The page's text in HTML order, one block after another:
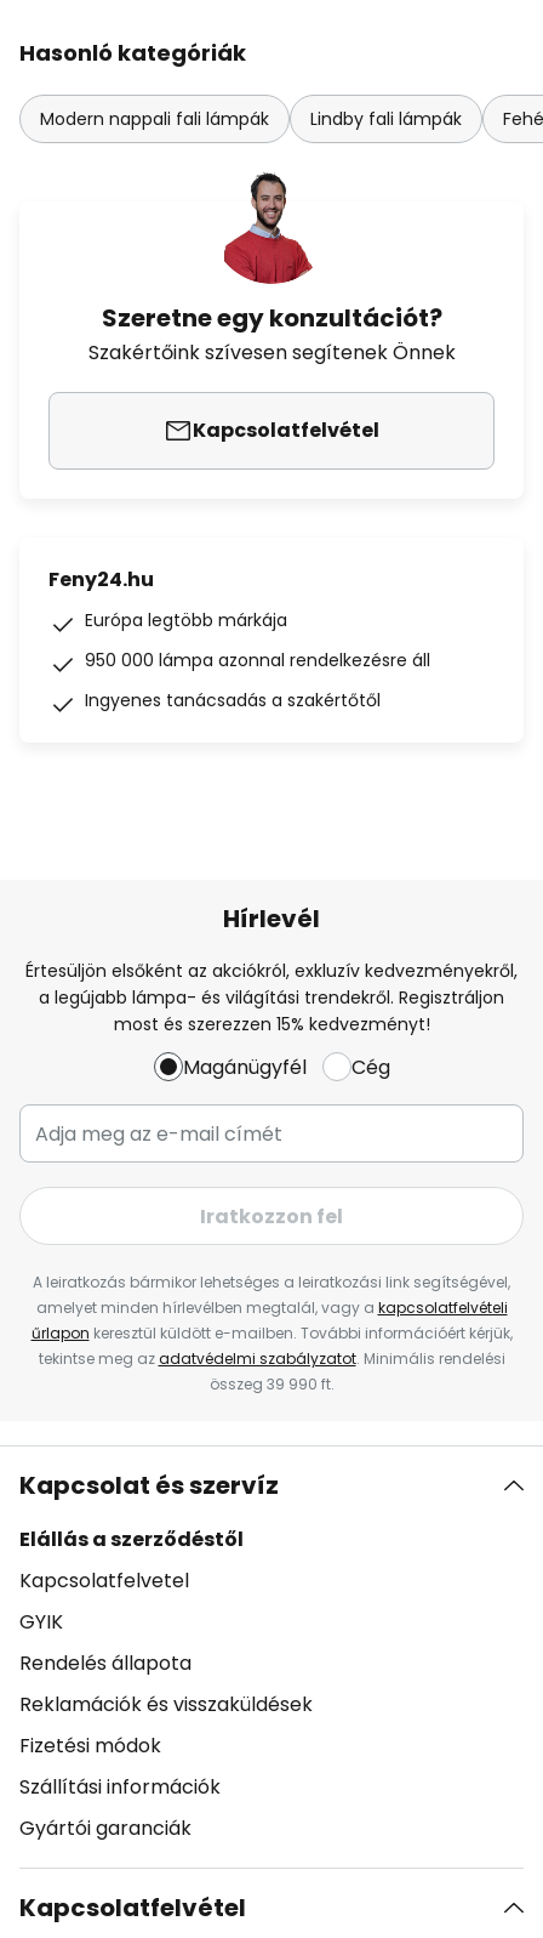
Hasonló kategóriák
Modern nappali fali lámpák Lindby fali lámpák
Szeretne egy konzultációt?
Szakértőink szívesen segítenek Önnek
Kapcsolatfelvétel
Feny24.hu
Európa legtöbb márkája
950 000 lámpa azonnal rendelkezésre áll
Ingyenes tanácsadás a szakértőtől
Hírlevél
Értesüljön elsőként az akciókról, exkluzív kedvezményekről,
a legújabb lámpa- és világítási trendekről. Regisztráljon
most és szerezzen 15% kedvezményt!
Magánügyfél Cég
Iratkozzon fel
A leiratkozás bármikor lehetséges a leiratkozási link segítségével,
amelyet minden hírlevélben megtalál, vagy a kapcsolatfelvételi
űrlapon keresztül küldött e-mailben. További információért kérjük,
tekintse meg azadatvédelmi szabályzatot. Minimális rendelési
összeg 39 990 ft.
Kapcsolat és szervíz
Elállás a szerződéstől
Kapcsolatfelvetel
GYIK
Rendelés állapota
Reklamációk és visszaküldések
Fizetési módok
Szállítási információk
Gyártói garanciák
Kapcsolatfelvétel